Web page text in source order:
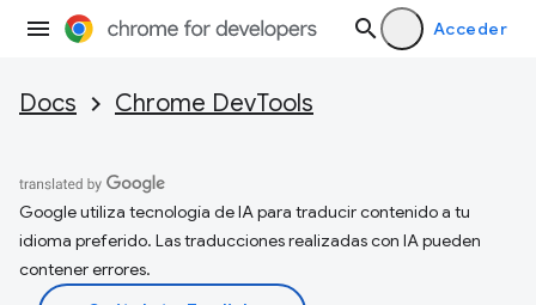
Acceder
Docs Chrome DevTools
Google utiliza tecnología de IA para traducir contenido a tu
idioma preferido. Las traducciones realizadas con IA pueden
contener errores.